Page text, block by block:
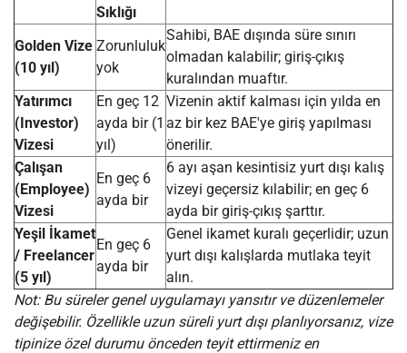
Sıklığı
Golden Vize
(10 yıl)
Zorunluluk
yok
Sahibi, BAE dışında süre sınırı
olmadan kalabilir; giriş-çıkış
kuralından muaftır.
Yatırımcı
(Investor)
Vizesi
En geç 12
ayda bir (1
yıl)
Vizenin aktif kalması için yılda en
az bir kez BAE'ye giriş yapılması
önerilir.
Çalışan
(Employee)
Vizesi
En geç 6
ayda bir
6 ayı aşan kesintisiz yurt dışı kalış
vizeyi geçersiz kılabilir; en geç 6
ayda bir giriş-çıkış şarttır.
Yeşil İkamet
/ Freelancer
(5 yıl)
En geç 6
ayda bir
Genel ikamet kuralı geçerlidir; uzun
yurt dışı kalışlarda mutlaka teyit
alın.
Not: Bu süreler genel uygulamayı yansıtır ve düzenlemeler
değişebilir. Özellikle uzun süreli yurt dışı planlıyorsanız, vize
tipinize özel durumu önceden teyit ettirmeniz en